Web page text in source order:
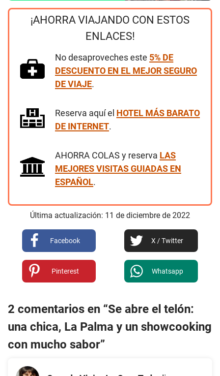
¡AHORRA VIAJANDO CON ESTOS
ENLACES!
No desaproveches este 5% DE
DESCUENTO EN EL MEJOR SEGURO
DE VIAJE.
Reserva aquí el HOTEL MÁS BARATO
DE INTERNET.
AHORRA COLAS y reserva LAS
MEJORES VISITAS GUIADAS EN
ESPAÑOL.
Última actualización: 11 de diciembre de 2022
Facebook X / Twitter
Pinterest Whatsapp
2 comentarios en “Se abre el telón:
una chica, La Palma y un showcooking
con mucho sabor”